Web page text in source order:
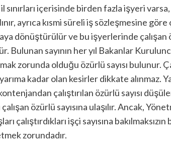
sınırları içerisinde birden fazla işyeri
ayrıca kısmi süreli iş sözleşmesine
dönüştürülür ve bu işyerlerinde çalışan
Bulunan sayının her yıl Bakanlar
zorunda olduğu özürlü sayısı bulunur.
kadar olan kesirler dikkate alınmaz.
çalıştırılan özürlü sayısı
özürlü sayısına ulaşılır. Ancak,
çalıştırdıkları işçi sayısına
zorundadır.